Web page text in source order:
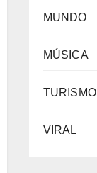
MUNDO
MÚSICA
TURISMO
VIRAL